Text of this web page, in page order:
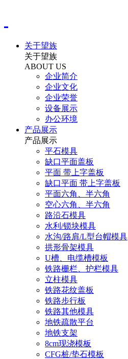
关于望族
关于望族
ABOUT US
企业简介
企业文化
企业荣誉
设备展示
办公环境
产品展示
产品展示
平石模具
缺口平面盖板
平面 带上字盖板
缺口平面 带上字盖板
平面六角、半六角
空心六角、半六角
路沿石模具
水利/锁块模具
水沟/路肩/L型台帽模具
拱形骨架模具
U槽、电缆槽模板
铁路栅栏、护栏模具
立柱模具
铁路花纹盖板
铁路步行板
铁路其他模具
地铁疏散平台
地铁支架
8cm现浇模板
CFG桩/垫石模板